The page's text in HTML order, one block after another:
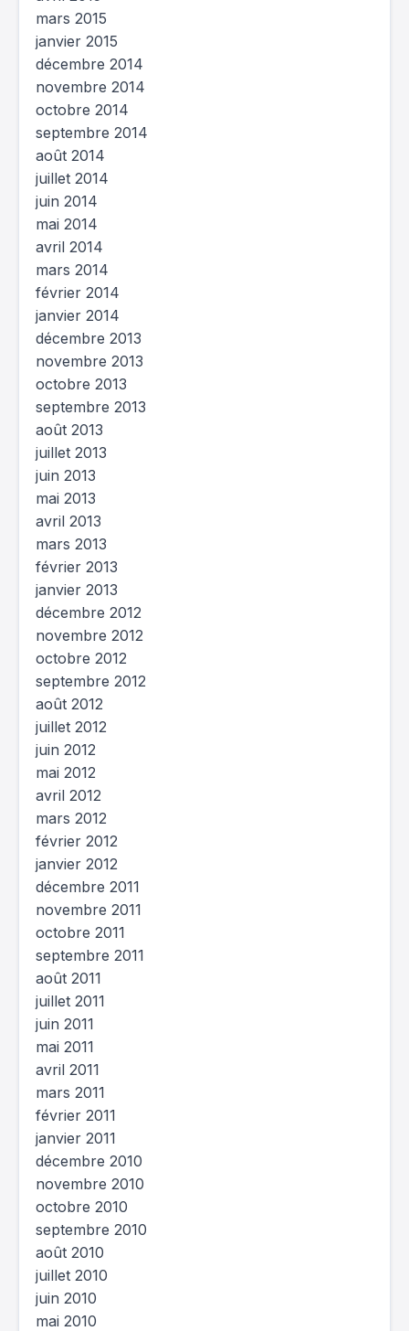
mars 2015
janvier 2015
décembre 2014
novembre 2014
octobre 2014
septembre 2014
août 2014
juillet 2014
juin 2014
mai 2014
avril 2014
mars 2014
février 2014
janvier 2014
décembre 2013
novembre 2013
octobre 2013
septembre 2013
août 2013
juillet 2013
juin 2013
mai 2013
avril 2013
mars 2013
février 2013
janvier 2013
décembre 2012
novembre 2012
octobre 2012
septembre 2012
août 2012
juillet 2012
juin 2012
mai 2012
avril 2012
mars 2012
février 2012
janvier 2012
décembre 2011
novembre 2011
octobre 2011
septembre 2011
août 2011
juillet 2011
juin 2011
mai 2011
avril 2011
mars 2011
février 2011
janvier 2011
décembre 2010
novembre 2010
octobre 2010
septembre 2010
août 2010
juillet 2010
juin 2010
mai 2010